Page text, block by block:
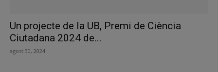
Un projecte de la UB, Premi de Ciència
Ciutadana 2024 de...
agost 30, 2024